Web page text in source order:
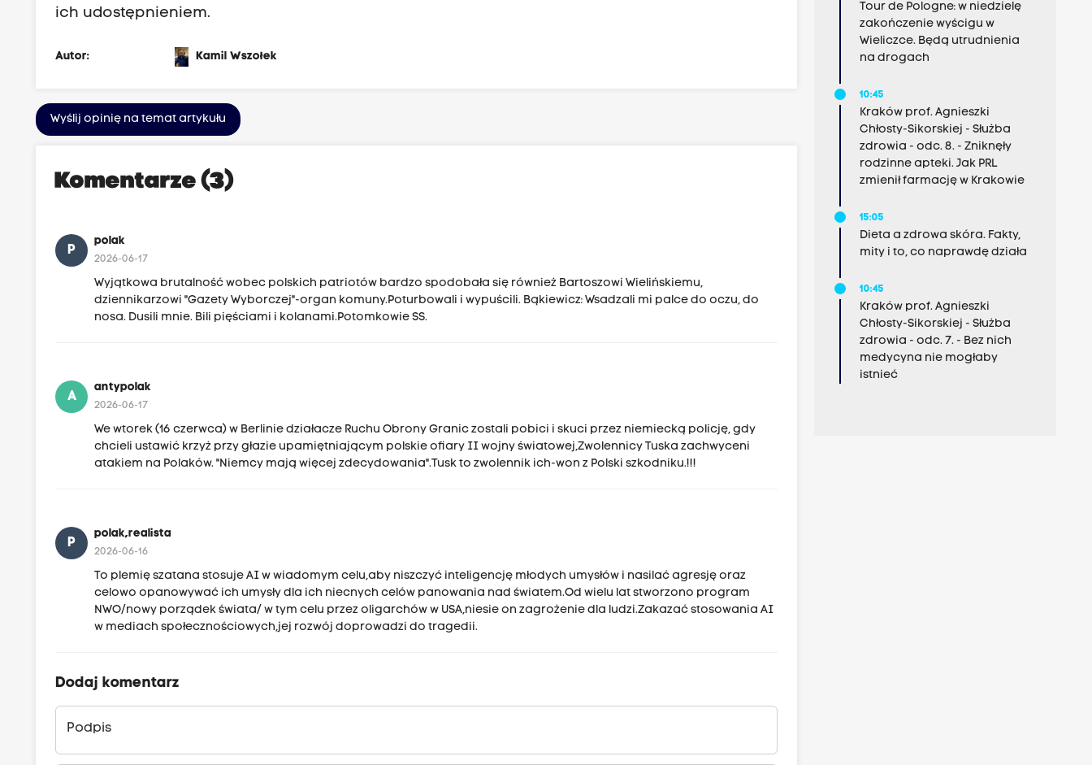
ich udostępnieniem.
Autor: Kamil Wszołek
Wyślij opinię na temat artykułu
Komentarze (3)
P
polak
2026-06-17
Wyjątkowa brutalność wobec polskich patriotów bardzo spodobała się również Bartoszowi Wielińskiemu,
dziennikarzowi "Gazety Wyborczej"-organ komuny.Poturbowali i wypuścili. Bąkiewicz: Wsadzali mi palce do oczu, do
nosa. Dusili mnie. Bili pięściami i kolanami.Potomkowie SS.
A
antypolak
2026-06-17
We wtorek (16 czerwca) w Berlinie działacze Ruchu Obrony Granic zostali pobici i skuci przez niemiecką policję, gdy
chcieli ustawić krzyż przy głazie upamiętniającym polskie ofiary II wojny światowej,Zwolennicy Tuska zachwyceni
atakiem na Polaków. "Niemcy mają więcej zdecydowania".Tusk to zwolennik ich-won z Polski szkodniku.!!!
P
polak,realista
2026-06-16
To plemię szatana stosuje AI w wiadomym celu,aby niszczyć inteligencję młodych umysłów i nasilać agresję oraz
celowo opanowywać ich umysły dla ich niecnych celów panowania nad światem.Od wielu lat stworzono program
NWO/nowy porządek świata/ w tym celu przez oligarchów w USA,niesie on zagrożenie dla ludzi.Zakazać stosowania AI
w mediach społecznościowych,jej rozwój doprowadzi do tragedii.
Dodaj komentarz
Podpis
Tour de Pologne: w niedzielę
zakończenie wyścigu w
Wieliczce. Będą utrudnienia
na drogach
10:45
Kraków prof. Agnieszki
Chłosty-Sikorskiej - Służba
zdrowia - odc. 8. - Zniknęły
rodzinne apteki. Jak PRL
zmienił farmację w Krakowie
15:05
Dieta a zdrowa skóra. Fakty,
mity i to, co naprawdę działa
10:45
Kraków prof. Agnieszki
Chłosty-Sikorskiej - Służba
zdrowia - odc. 7. - Bez nich
medycyna nie mogłaby
istnieć